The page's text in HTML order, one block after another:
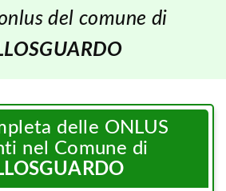
del comune di
delle ONLUS
nel Comune di